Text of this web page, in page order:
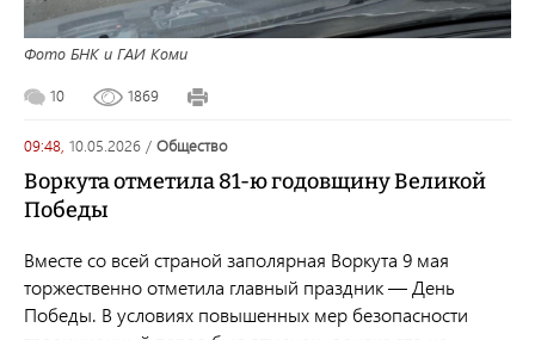
Фото БНК и ГАИ Коми
10 1869
09:48, 10.05.2026 / общество
Воркута отметила 81-ю годовщину Великой
Победы
Вместе со всей страной заполярная Воркута 9 мая
торжественно отметила главный праздник — День
Победы. В условиях повышенных мер безопасности